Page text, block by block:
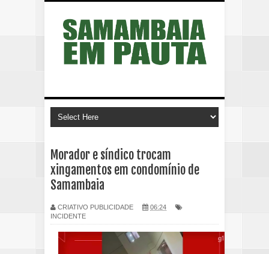
Morador e síndico trocam
xingamentos em condomínio de
Samambaia
CRIATIVO PUBLICIDADE
06:24
INCIDENTE